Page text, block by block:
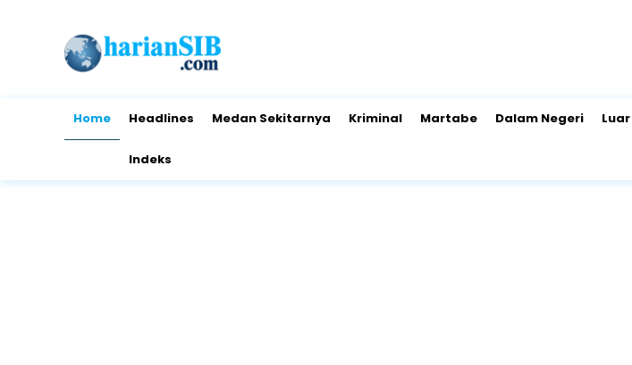
Home Headlines Medan Sekitarnya Kriminal Martabe Dalam Negeri
Indeks